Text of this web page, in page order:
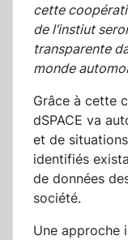
cette
de l’instiut
transparente
monde
Grâce à cette
dSPACE va
et de
identifiés
de données
société.
Une approche